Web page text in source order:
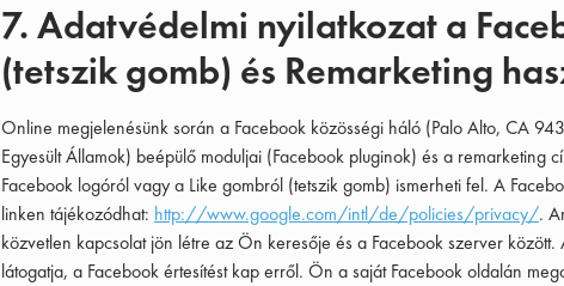
7. Adatvédelmi nyilatkozat a
(tetszik gomb) és Remarketing
Online megjelenésünk során a Facebook közösségi háló (Palo Alto, CA
Egyesült Államok) beépülő moduljai (Facebook pluginok) és a remarketing
Facebook logóról vagy a Like gombról (tetszik gomb) ismerheti fel. A
linken tájékozódhat: http://www.google.com/intl/de/policies/privacy/.
közvetlen kapcsolat jön létre az Ön keresője és a Facebook szerver
látogatja, a Facebook értesítést kap erről. Ön a saját Facebook oldalán